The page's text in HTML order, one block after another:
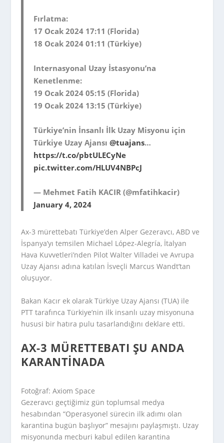
Fırlatma:
17 Ocak 2024 17:11 (Florida)
18 Ocak 2024 01:11 (Türkiye)
Internasyonal Uzay İstasyonu’na
Kenetlenme:
19 Ocak 2024 05:15 (Florida)
19 Ocak 2024 13:15 (Türkiye)
Türkiye’nin İnsanlı İlk Uzay Misyonu için
Türkiye Uzay Ajansı@tuajans…
https://t.co/pbtULECyNe
pic.twitter.com/HLUV4NBPcJ
— Mehmet Fatih KACIR (@mfatihkacir)
January 4, 2024
Ax-3 mürettebatı Türkiye’den Alper Gezeravcı, ABD ve
İspanya’yı temsilen Michael López-Alegría, İtalyan
Hava Kuvvetleri’nden Pilot Walter Villadei ve Avrupa
Uzay Ajansı adına katılan İsveçli Marcus Wandt’tan
oluşuyor.
Bakan Kacır ek olarak Türkiye Uzay Ajansı (TUA) ile
PTT tarafınca Türkiye’nin ilk insanlı uzay misyonuna
hususi bir hatıra pulu tasarlandığını deklare etti.
AX-3 MÜRETTEBATI ŞU ANDA
KARANTINADA
Fotoğraf: Axiom Space
Gezeravcı geçtiğimiz gün toplumsal medya
hesabından “Operasyonel sürecin ilk adımı olan
karantina bugün başlıyor” mesajını paylaşmıştı. Uzay
misyonunda mecburi kabul edilen karantina